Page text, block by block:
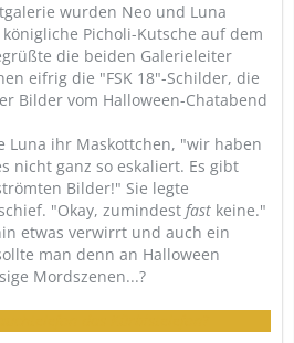
wurden Neo und Luna
Picholi-Kutsche auf dem
die beiden Galerieleiter
eifrig die "FSK 18"-Schilder, die
Bilder vom Halloween-Chatabend
Luna ihr Maskottchen, "wir haben
nicht ganz so eskaliert. Es gibt
Bilder!" Sie legte
"Okay, zumindest fast keine."
etwas verwirrt und auch ein
man denn an Halloween
Mordszenen...?